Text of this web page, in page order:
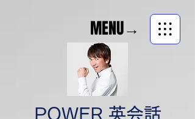
MENU→
POWER 英会話